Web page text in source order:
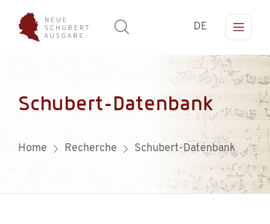
DE
Schubert-Datenbank
Home Recherche Schubert-Datenbank